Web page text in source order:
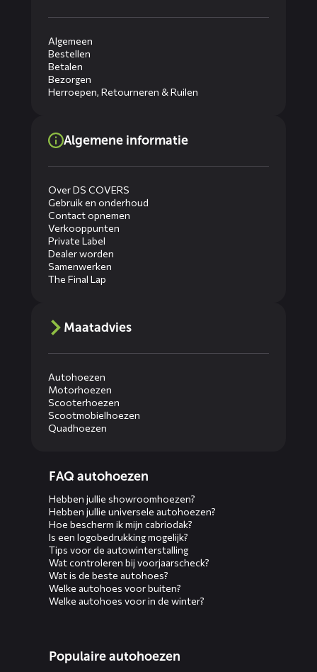
Algemeen
Bestellen
Betalen
Bezorgen
Herroepen, Retourneren & Ruilen
Algemene informatie
Over DS COVERS
Gebruik en onderhoud
Contact opnemen
Verkooppunten
Private Label
Dealer worden
Samenwerken
The Final Lap
Maatadvies
Autohoezen
Motorhoezen
Scooterhoezen
Scootmobielhoezen
Quadhoezen
menusFAQ autohoezen
Hebben jullie showroomhoezen?
Hebben jullie universele autohoezen?
Hoe bescherm ik mijn cabriodak?
Is een logobedrukking mogelijk?
Tips voor de autowinterstalling
Wat controleren bij voorjaarscheck?
Wat is de beste autohoes?
Welke autohoes voor buiten?
Welke autohoes voor in de winter?
Populaire autohoezen